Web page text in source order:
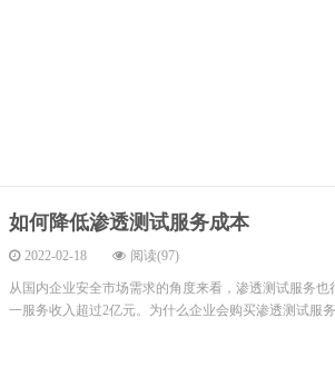
如何降低渗透测试服务成本
2022-02-18 阅读(97)
从国内企业安全市场需求的角度来看，渗透测试服务
一服务收入超过2亿元。为什么企业会购买渗透测试服